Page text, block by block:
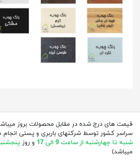
قیمت های درج شده در مقابل محصولات بروز
سراسر کشور توسط شرکتهای باربری و پستی انجام
شنبه تا چهارشنبه از ساعت 9 الی 17
و روز پنجشنبه
میباشد)